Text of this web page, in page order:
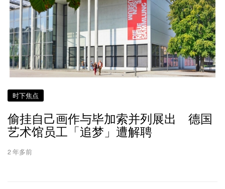
时下焦点
偷挂自己画作与毕加索并列展出 德国
艺术馆员工「追梦」遭解聘
2 年多前